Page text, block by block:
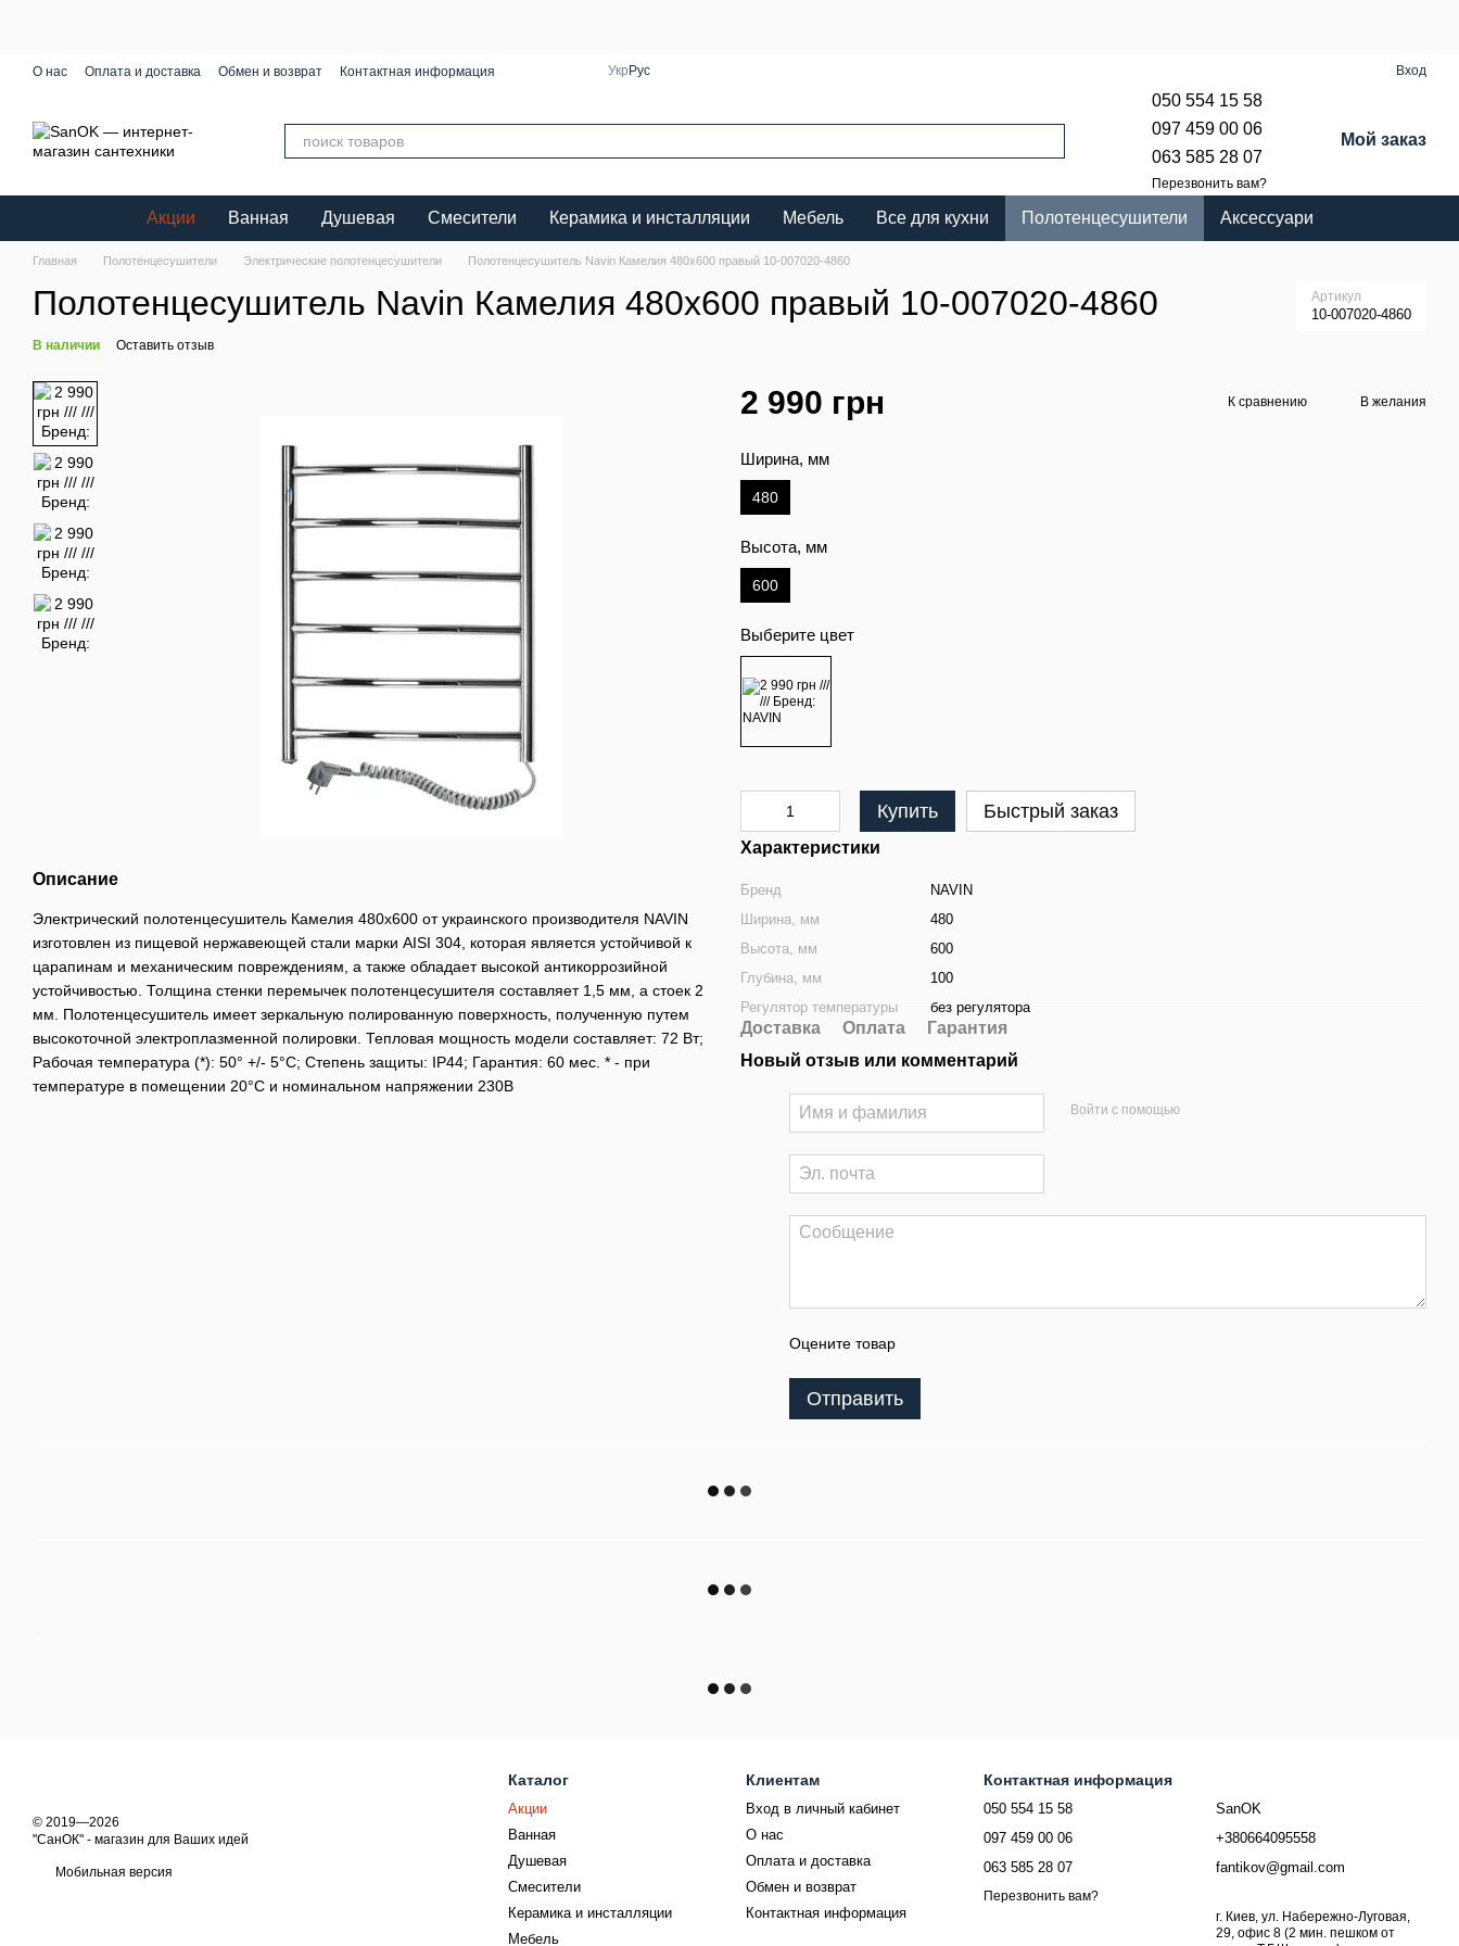
О нас Оплата и доставка Обмен и возврат Контактная информация Укр Рус Вход
050 554 15 58
097 459 00 06
063 585 28 07
Перезвонить вам?
Мой заказ
Акции Ванная Душевая Смесители Керамика и инсталляции Мебель Все для кухни Полотенцесушители Аксессуари
Главная Полотенцесушители Электрические полотенцесушители Полотенцесушитель Navin Камелия 480х600 правый 10-007020-4860
Полотенцесушитель Navin Камелия 480х600 правый 10-007020-4860 Артикул
10-007020-4860
В наличии Оставить отзыв
Описание
Электрический полотенцесушитель Камелия 480х600 от украинского производителя NAVIN
изготовлен из пищевой нержавеющей стали марки AISI 304, которая является устойчивой к
царапинам и механическим повреждениям, а также обладает высокой антикоррозийной
устойчивостью. Толщина стенки перемычек полотенцесушителя составляет 1,5 мм, а стоек 2
мм. Полотенцесушитель имеет зеркальную полированную поверхность, полученную путем
высокоточной электроплазменной полировки. Тепловая мощность модели составляет: 72 Вт;
Рабочая температура (*): 50° +/- 5°C; Степень защиты: IP44; Гарантия: 60 мес. * - при
температуре в помещении 20°С и номинальном напряжении 230В
2 990 грн К сравнению В желания
Ширина, мм
480
Высота, мм
600
Выберите цвет
Купить Быстрый заказ
Характеристики
Бренд
NAVIN
Ширина, мм
480
Высота, мм
600
Глубина, мм
100
Регулятор температуры
без регулятора
Доставка Оплата
Гарантия
Новый отзыв или комментарий
Войти с помощью
Оцените товар
Отправить
© 2019—2026
"СанОК" - магазин для Ваших идей
Мобильная версия
Каталог
Акции
Ванная
Душевая
Смесители
Керамика и инсталляции
Мебель
Клиентам
Вход в личный кабинет
О нас
Оплата и доставка
Обмен и возврат
Контактная информация
Контактная информация
050 554 15 58
097 459 00 06
063 585 28 07
Перезвонить вам?
SanOK
+380664095558
fantikov@gmail.com
г. Киев, ул. Набережно-Луговая,
29, офис 8 (2 мин. пешком от